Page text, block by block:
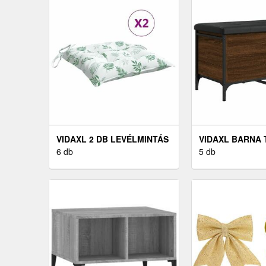
VIDAXL 2 DB LEVÉLMINTÁS
OXFORD SZÖVET
6 db
VIDAXL BARNA
SZÍNŰ SZERELT
5 db